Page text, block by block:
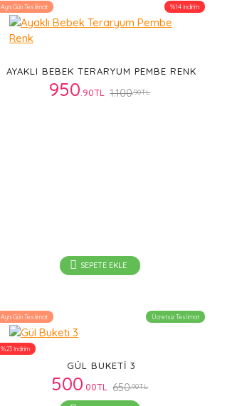
Aynı Gün Teslimat %14 İndirim
AYAKLI BEBEK TERARYUM PEMBE RENK
950 .90TL 1.100.90TL
SEPETE EKLE
Aynı Gün Teslimat Ücretsiz Teslimat
%23 İndirim
GÜL BUKETI 3
500 .00TL 650.90TL